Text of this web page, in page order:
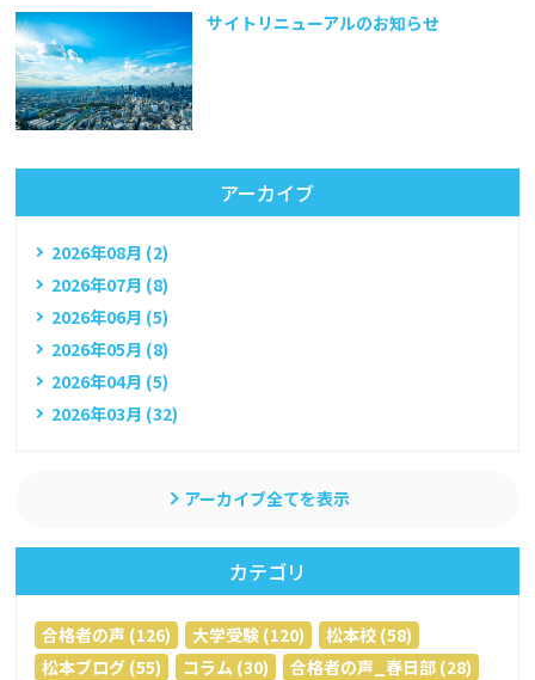
サイトリニューアルのお知らせ
アーカイブ
2026年08月 (2)
2026年07月 (8)
2026年06月 (5)
2026年05月 (8)
2026年04月 (5)
2026年03月 (32)
アーカイブ全てを表示
カテゴリ
合格者の声 (126) 大学受験 (120)
松本校 (58)
松本ブログ (55)
コラム (30)
合格者の声_春日部 (28)